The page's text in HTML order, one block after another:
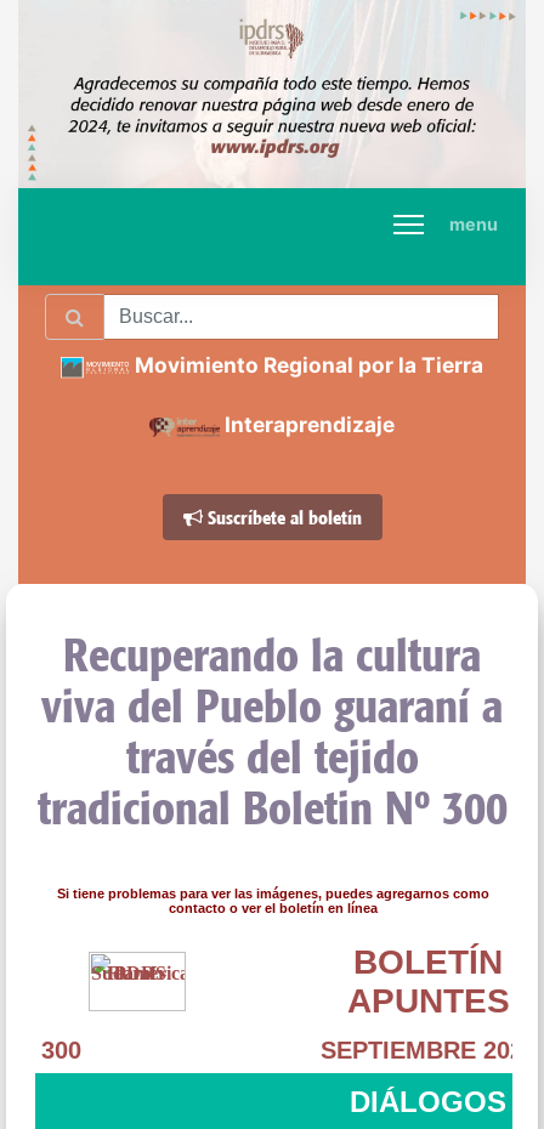
menu
Movimiento Regional por la Tierra
Interaprendizaje
Suscríbete al boletín
Recuperando la cultura
viva del Pueblo guaraní a
través del tejido
tradicional Boletin Nº 300